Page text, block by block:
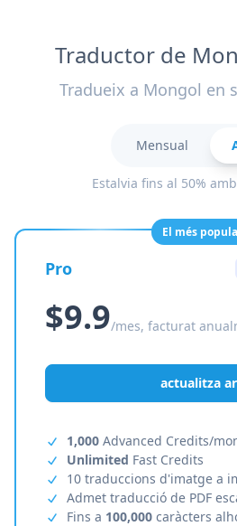
Traductor de
Tradueix a Mongol en
Mensual
Estalvia fins al 50%
El més
Pro
$9.9/mes, facturat
actualitza
1,000 Advanced Credits/
Unlimited Fast Credits
10 traduccions d'imatge a
Admet traducció de PDF
Fins a 100,000 caràcters